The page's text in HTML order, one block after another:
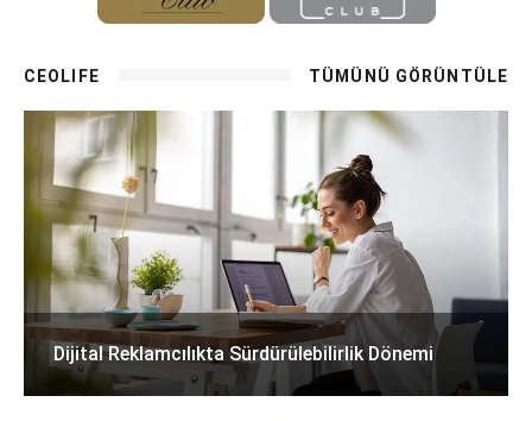
CEOLIFE TÜMÜNÜ GÖRÜNTÜLE
Dijital Reklamcılıkta Sürdürülebilirlik Dönemi